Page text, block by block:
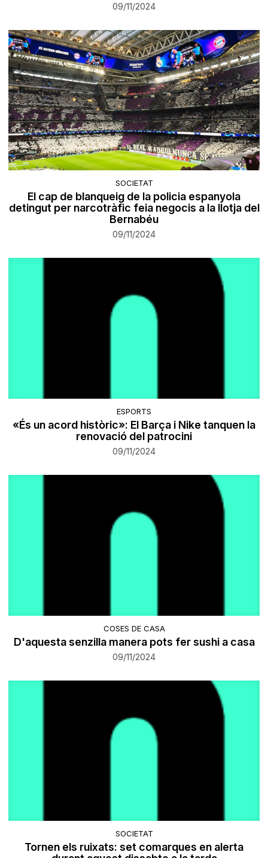
09/11/2024
SOCIETAT
El cap de blanqueig de la policia espanyola
detingut per narcotràfic feia negocis a la llotja del
Bernabéu
09/11/2024
ESPORTS
«És un acord històric»: El Barça i Nike tanquen la
renovació del patrocini
09/11/2024
COSES DE CASA
D'aquesta senzilla manera pots fer sushi a casa
09/11/2024
SOCIETAT
Tornen els ruixats: set comarques en alerta